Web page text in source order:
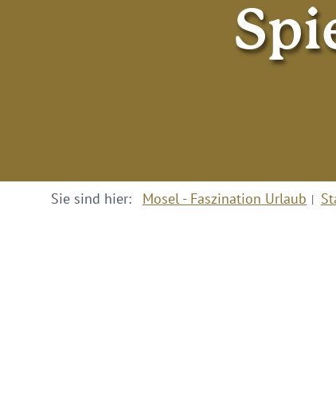
Sie sind hier: Mosel - Faszination Urlaub